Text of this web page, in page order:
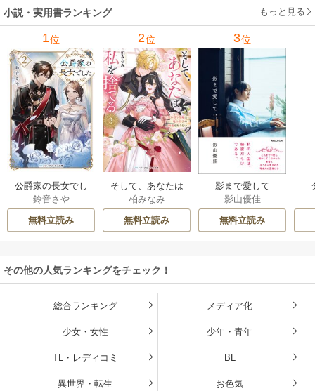
小説・実用書ランキング もっと見る
1位
公爵家の長女でし
た
鈴音さや
無料立読み
2位
そして、あなたは
私を捨てる
柏みなみ
無料立読み
3位
影まで愛して
影山優佳
無料立読み
その他の人気ランキングをチェック！
総合ランキング メディア化
少女・女性 少年・青年
TL・レディコミ BL
異世界・転生 お色気